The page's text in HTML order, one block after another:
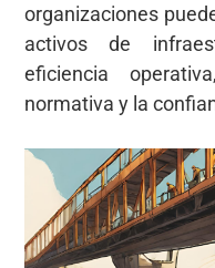
organizaciones
activos de
eficiencia
normativa y la